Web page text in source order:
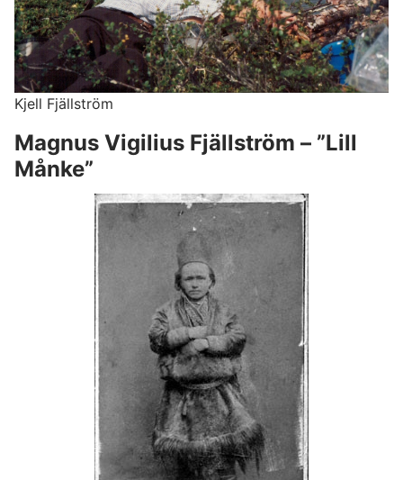
Kjell Fjällström
Magnus Vigilius Fjällström – ”Lill
Månke”